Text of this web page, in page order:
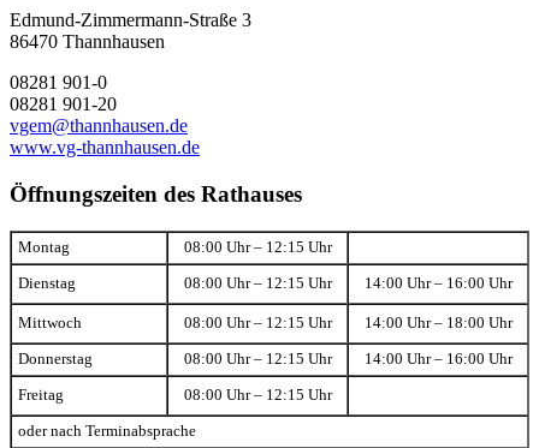
Edmund-Zimmermann-Straße 3
86470 Thannhausen
08281 901-0
08281 901-20
vgem@thannhausen.de
www.vg-thannhausen.de
Öffnungszeiten des Rathauses
Montag 08:00 Uhr – 12:15 Uhr
Dienstag 08:00 Uhr – 12:15 Uhr 14:00 Uhr – 16:00 Uhr
Mittwoch 08:00 Uhr – 12:15 Uhr 14:00 Uhr – 18:00 Uhr
Donnerstag 08:00 Uhr – 12:15 Uhr 14:00 Uhr – 16:00 Uhr
Freitag 08:00 Uhr – 12:15 Uhr
oder nach Terminabsprache